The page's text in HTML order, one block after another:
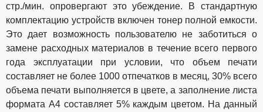
стр./мин. опровергают это убеждение. В стандартную
комплектацию устройств включен тонер полной емкости.
Это дает возможность пользователю не заботиться о
замене расходных материалов в течение всего первого
года эксплуатации при условии, что объем печати
составляет не более 1000 отпечатков в месяц, 30% всего
объема печати выполняется в цвете, а заполнение листа
формата А4 составляет 5% каждым цветом. На данный